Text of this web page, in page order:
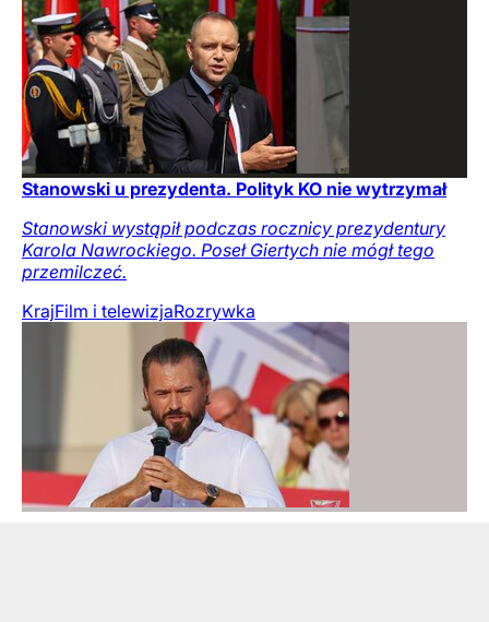
Stanowski u prezydenta. Polityk KO nie wytrzymał
Stanowski wystąpił podczas rocznicy prezydentury
Karola Nawrockiego. Poseł Giertych nie mógł tego
przemilczeć.
KrajFilm i telewizjaRozrywka